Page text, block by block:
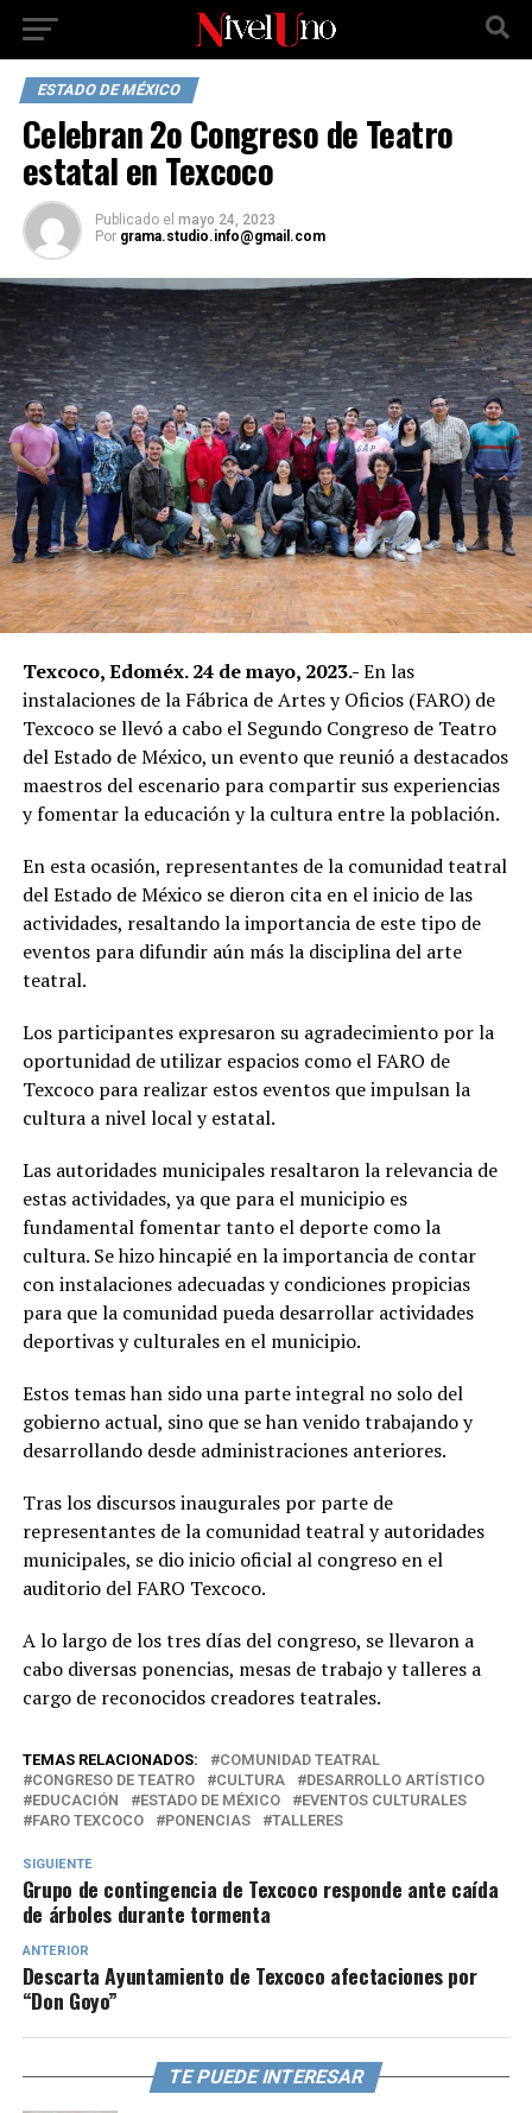
ESTADO DE MÉXICO
Celebran 2o Congreso de Teatro
estatal en Texcoco
Publicado el mayo 24, 2023
Por grama.studio.info@gmail.com
Texcoco, Edoméx. 24 de mayo, 2023.-En las
instalaciones de la Fábrica de Artes y Oficios (FARO) de
Texcoco se llevó a cabo el Segundo Congreso de Teatro
del Estado de México, un evento que reunió a destacados
maestros del escenario para compartir sus experiencias
y fomentar la educación y la cultura entre la población.
En esta ocasión, representantes de la comunidad teatral
del Estado de México se dieron cita en el inicio de las
actividades, resaltando la importancia de este tipo de
eventos para difundir aún más la disciplina del arte
teatral.
Los participantes expresaron su agradecimiento por la
oportunidad de utilizar espacios como el FARO de
Texcoco para realizar estos eventos que impulsan la
cultura a nivel local y estatal.
Las autoridades municipales resaltaron la relevancia de
estas actividades, ya que para el municipio es
fundamental fomentar tanto el deporte como la
cultura. Se hizo hincapié en la importancia de contar
con instalaciones adecuadas y condiciones propicias
para que la comunidad pueda desarrollar actividades
deportivas y culturales en el municipio.
Estos temas han sido una parte integral no solo del
gobierno actual, sino que se han venido trabajando y
desarrollando desde administraciones anteriores.
Tras los discursos inaugurales por parte de
representantes de la comunidad teatral y autoridades
municipales, se dio inicio oficial al congreso en el
auditorio del FARO Texcoco.
A lo largo de los tres días del congreso, se llevaron a
cabo diversas ponencias, mesas de trabajo y talleres a
cargo de reconocidos creadores teatrales.
TEMAS RELACIONADOS:
COMUNIDAD TEATRAL
CONGRESO DE TEATRO
CULTURA
DESARROLLO ARTÍSTICO
EDUCACIÓN
ESTADO DE MÉXICO
EVENTOS CULTURALES
FARO TEXCOCO
PONENCIAS TALLERES
SIGUIENTE
Grupo de contingencia de Texcoco responde ante caída
de árboles durante tormenta
ANTERIOR
Descarta Ayuntamiento de Texcoco afectaciones por
“Don Goyo”
TE PUEDE INTERESAR